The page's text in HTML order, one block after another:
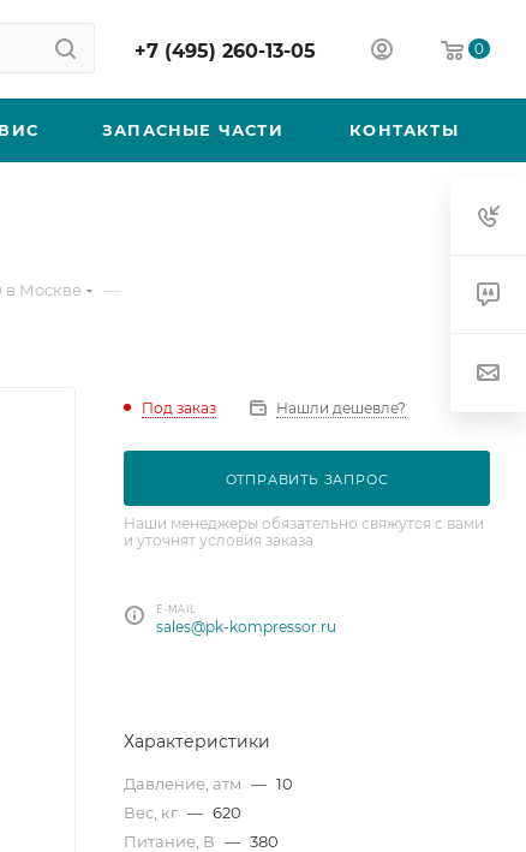
+7 (495) 260-13-05 0
ЗАПАСНЫЕ ЧАСТИ КОНТАКТЫ
в Москве —
Под заказ Нашли дешевле?
ОТПРАВИТЬ ЗАПРОС
Наши менеджеры обязательно свяжутся с вами
и уточнят условия заказа
E-MAIL
sales@pk-kompressor.ru
Характеристики
Давление, атм — 10
Вес, кг — 620
Питание, В — 380